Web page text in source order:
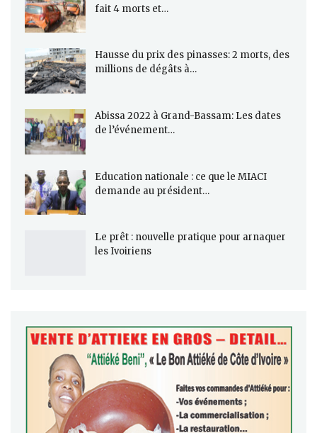
fait 4 morts et…
Hausse du prix des pinasses: 2 morts, des
millions de dégâts à…
Abissa 2022 à Grand-Bassam: Les dates
de l’événement…
Education nationale : ce que le MIACI
demande au président…
Le prêt : nouvelle pratique pour arnaquer
les Ivoiriens